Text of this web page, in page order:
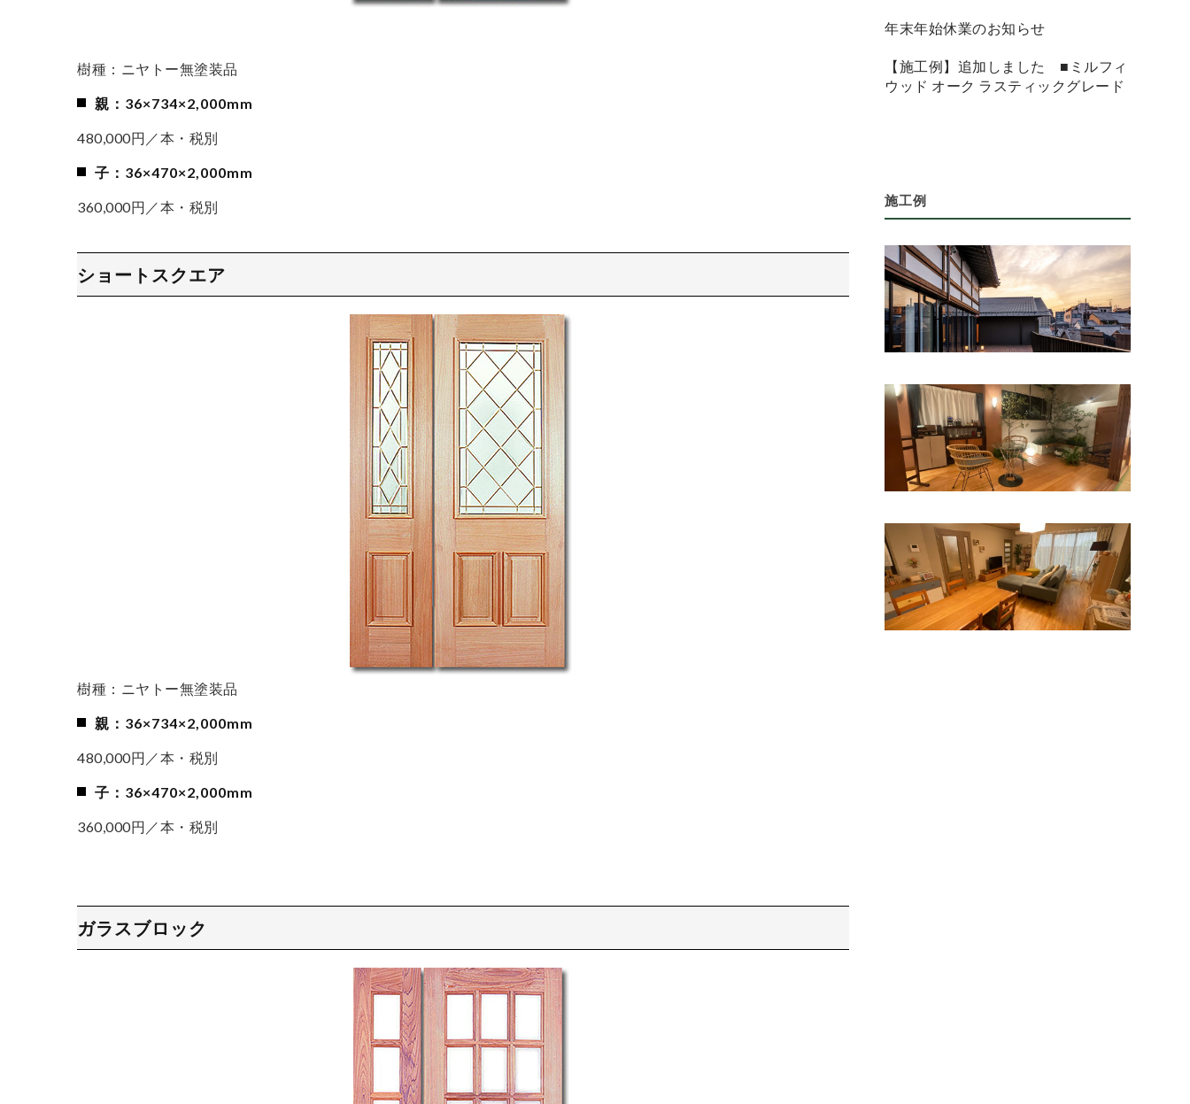
樹種：ニヤトー無塗装品
親：36×734×2,000mm
480,000円／本・税別
子：36×470×2,000mm
360,000円／本・税別
ショートスクエア
樹種：ニヤトー無塗装品
親：36×734×2,000mm
480,000円／本・税別
子：36×470×2,000mm
360,000円／本・税別
ガラスブロック
年末年始休業のお知らせ
【施工例】追加しました ■ミルフィ
ウッド オーク ラスティックグレード
施工例